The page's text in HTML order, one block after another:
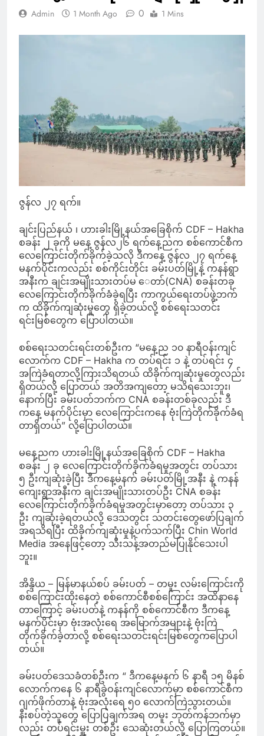
Admin 1 Month Ago 0 1 Mins
ဇွန်လ ၂၇ ရက်။
ချင်းပြည်နယ် ၊ ဟားခါးမြို့နယ်အခြေစိုက် CDF – Hakha
စခန်း ၂ ခုကို မနေ့ ဇွန်လ၂၆ ရက်နေ့ညက စစ်ကောင်စီက
လေကြောင်းတိုက်ခိုက်ခဲ့သလို ဒီကနေ့ ဇွန်လ ၂၇ ရက်နေ့
မနက်ပိုင်းကလည်း စစ်ကိုင်းတိုင်း ခမ်းပတ်မြို့နဲ့ ကနန်ရွာ
အနီးက ချင်းအမျိုးသားတပ်မ ေတာ်(CNA) စခန်းတခု
လေကြောင်းတိုက်ခိုက်ခံခဲ့ရပြီး ကာကွယ်ရေးတပ်ဖွဲ့ဘက်
က ထိခိုက်ကျဆုံးမှုတွေ ရှိခဲ့တယ်လို့ စစ်ရေးသတင်း
ရင်းမြစ်တွေက ပြောပါတယ်။
စစ်ရေးသတင်းရင်းတစ်ဦးက “မနေ့ည ၁၀ နာရီဝန်းကျင်
လောက်က CDF – Hakha က တပ်ရင်း ၁ နဲ့ တပ်ရင်း ၄
အကြဲခံရတာလို့ကြားသိရတယ် ထိခိုက်ကျဆုံးမှုတွေလည်း
ရှိတယ်လို့ ပြောတယ် အတိအကျတော့ မသိရသေးဘူး၊
နောက်ပြီး ခမ်းပတ်ဘက်က CNA စခန်းတစ်ခုလည်း ဒီ
ကနေ့ မနက်ပိုင်းမှာ လေကြောင်းကနေ ဗုံးကြဲတိုက်ခိုက်ခံရ
တာရှိတယ်” လို့ပြောပါတယ်။
မနေ့ညက ဟားခါးမြို့နယ်အခြေစိုက် CDF – Hakha
စခန်း ၂ ခု လေကြောင်းတိုက်ခိုက်ခံရမှုအတွင်း တပ်သား
၅ ဦးကျဆုံးခဲ့ပြီး ဒီကနေ့မနက် ခမ်းပတ်မြို့အနီး နဲ့ ကနန်
ကျေးရွာအနီးက ချင်းအမျိုးသားတပ်ဦး CNA စခန်း
လေကြောင်းတိုက်ခိုက်ခံရမှုအတွင်းမှာတော့ တပ်သား ၃
ဦး ကျဆုံးခဲ့ရတယ်လို့ ဒေသတွင်း သတင်းတွေဖော်ပြချက်
အရသိရပြီး ထိခိုက်ကျဆုံးမှုနဲ့ပက်သက်ပြီး Chin World
Media အနေဖြင့်တော့ သီးသန့်အတည်မပြုနိုင်သေးပါ
ဘူး။
အိန္ဒိယ – မြန်မာနယ်စပ် ခမ်းပတ် – တမူး လမ်းကြောင်းကို
စစ်ကြောင်းထိုးနေတဲ့ စစ်ကောင်စီစစ်ကြောင်း အထိနာနေ
တာကြောင့် ခမ်းပတ်နဲ့ ကနန်ကို စစ်ကောင်စီက ဒီကနေ့
မနက်ပိုင်းမှာ ဗုံးအလုံးရေ အမြောက်အများနဲ့ ဗုံးကြဲ
တိုက်ခိုက်ခဲ့တာလို့ စစ်ရေးသတင်းရင်းမြစ်တွေကပြောပါ
တယ်။
ခမ်းပတ်ဒေသခံတစ်ဦးက “ ဒီကနေ့မနက် ၆ နာရီ ၁၅ မိနစ်
လောက်ကနေ ၆ နာရီခွဲဝန်းကျင်လောက်မှာ စစ်ကောင်စီက
ဂျက်ဖိုက်တာနဲ့ ဗုံးအလုံးရေ ၅၀ လောက်ကြဲသွားတယ်။
နီးစပ်တဲ့သူတွေ ပြောပြချက်အရ တမူး ဘုတ်ကန်ဘက်မှာ
လည်း တပ်ရင်းမှူး တစ်ဦး သေဆုံးတယ်လို့ ပြောကြတယ်။